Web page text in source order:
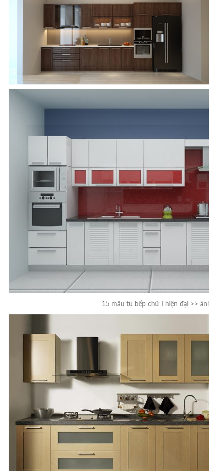
15 mẫu tủ bếp chữ I hiện đại >> ảnh